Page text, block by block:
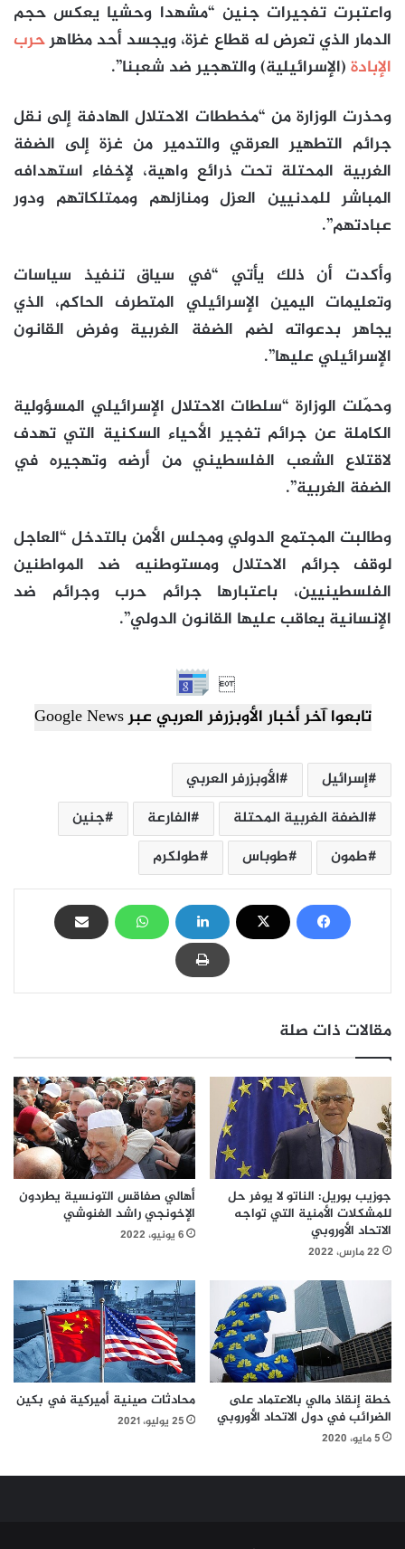
واعتبرت تفجيرات جنين “مشهدا وحشيا يعكس حجم
الدمار الذي تعرض له قطاع غزة، ويجسد أحد مظاهرحرب
الإبادة (الإسرائيلية) والتهجير ضد شعبنا”.
وحذرت الوزارة من “مخططات الاحتلال الهادفة إلى نقل
جرائم التطهير العرقي والتدمير من غزة إلى الضفة
الغربية المحتلة تحت ذرائع واهية، لإخفاء استهدافه
المباشر للمدنيين العزل ومنازلهم وممتلكاتهم ودور
عبادتهم”.
وأكدت أن ذلك يأتي “في سياق تنفيذ سياسات
وتعليمات اليمين الإسرائيلي المتطرف الحاكم، الذي
يجاهر بدعواته لضم الضفة الغربية وفرض القانون
الإسرائيلي عليها”.
وحمّلت الوزارة “سلطات الاحتلال الإسرائيلي المسؤولية
الكاملة عن جرائم تفجير الأحياء السكنية التي تهدف
لاقتلاع الشعب الفلسطيني من أرضه وتهجيره في
الضفة الغربية”.
وطالبت المجتمع الدولي ومجلس الأمن بالتدخل “العاجل
لوقف جرائم الاحتلال ومستوطنيه ضد المواطنين
الفلسطينيين، باعتبارها جرائم حرب وجرائم ضد
الإنسانية يعاقب عليها القانون الدولي”.

تابعوا آخر أخبار الأوبزرفر العربي عبر Google News
إسرائيل
الأوبزرفر العربي
الضفة الغربية المحتلة
الفارعة
جنين
طمون
طوباس طولكرم
مقالات ذات صلة
جوزيب بوريل: الناتو لا يوفر حل
للمشكلات الأمنية التي تواجه
الاتحاد الأوروبي
22 مارس، 2022
أهالي صفاقس التونسية يطردون
الإخونجي راشد الغنوشي
6 يونيو، 2022
خطة إنقاذ مالي بالاعتماد على
الضرائب في دول الاتحاد الأوروبي
5 مايو، 2020
محادثات صينية أميركية في بكين
25 يوليو، 2021